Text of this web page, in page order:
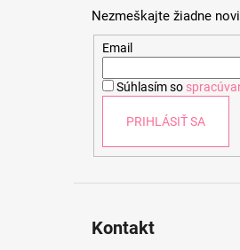
Nezmeškajte žiadne
Email
Súhlasím so
PRIHLÁSIŤ SA
Kontakt